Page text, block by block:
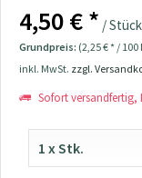
4,50 € * / Stück
Grundpreis: (2,25 € * / 100
inkl. MwSt. zzgl.
Sofort versandfertig,